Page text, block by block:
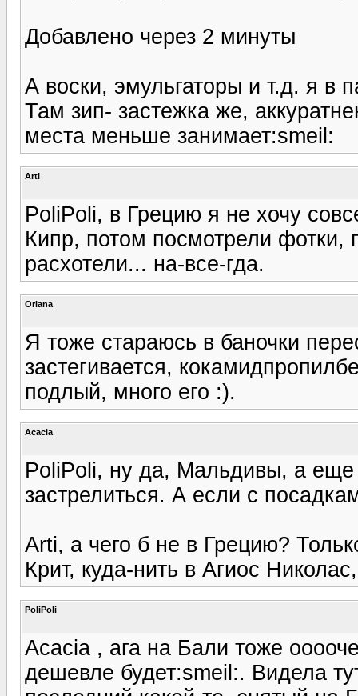
Добавлено через 2 минуты
А воски, эмульгаторы и т.д. я в
Там зип- застежка же,
места меньше занимает:smeil:
Arti
PoliPoli, в Грецию я не хочу
Кипр, потом посмотрели фотки,
расхотели... на-все-гда.
Oriana
Я тоже стараюсь в баночки
застегивается,
подлый, много его :).
Acacia
PoliPoli, ну да, Мальдивы, а
застрелиться. А если с
Arti, а чего б не в Грецию?
Крит, куда-нить в Агиос
PoliPoli
Acacia , ага на Бали тоже
дешевле будет:smeil:. Видела